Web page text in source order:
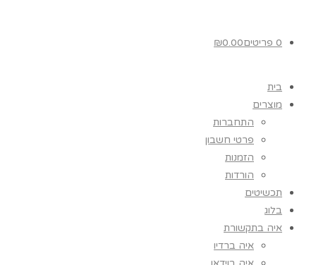
0 פריטים ₪0.00
בית
מוצרים
התחברות
פרטי חשבון
הזמנות
הורדות
תכשיטים
בלוג
איה בתקשורת
איה ברדיו